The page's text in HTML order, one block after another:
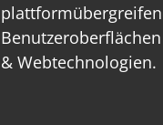
& Webtechnologien.